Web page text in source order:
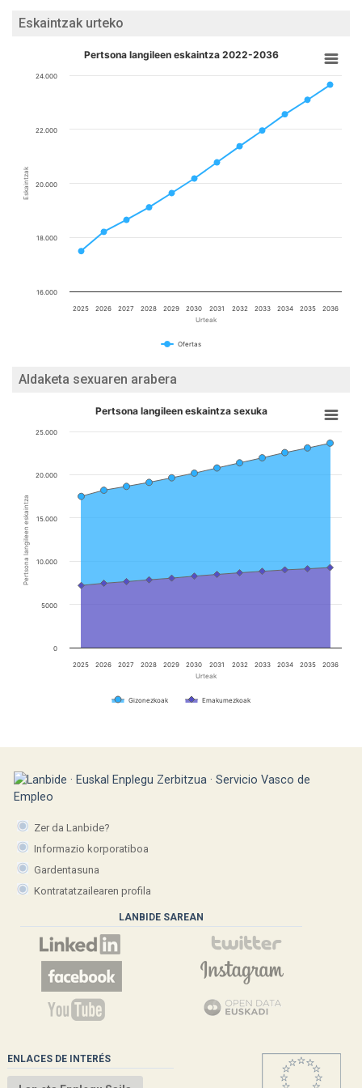
Eskaintzak urteko
Urteak
Eskaintzak
Pertsona langileen eskaintza 2022-2036
Ofertas
2025 2026 2027 2028 2029 2030 2031 2032 2033 2034 2035 2036
16.000
18.000
20.000
22.000
24.000
Aldaketa sexuaren arabera
Urteak
Pertsona langileen eskaintza
Pertsona langileen eskaintza sexuka
Gizonezkoak Emakumezkoak
2025 2026 2027 2028 2029 2030 2031 2032 2033 2034 2035 2036
0
5000
10.000
15.000
20.000
25.000
Zer da Lanbide?
Informazio korporatiboa
Gardentasuna
Kontratatzailearen profila
LANBIDE SAREAN
ENLACES DE INTERÉS